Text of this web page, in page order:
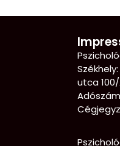
utca 100/